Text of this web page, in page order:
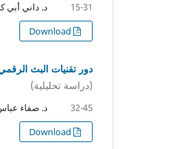
د. داني أبي
15-31
دور تقنيات البث
(دراسة تحليلية)
د. صفاء
32-45